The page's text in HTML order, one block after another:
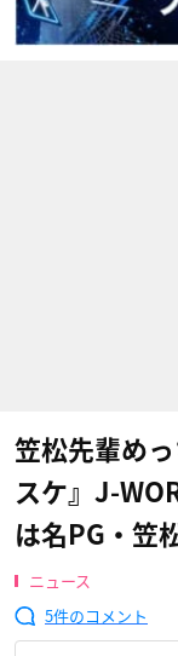
笠松先輩め
スケ』J-
は名PG・笠
ニュース
5